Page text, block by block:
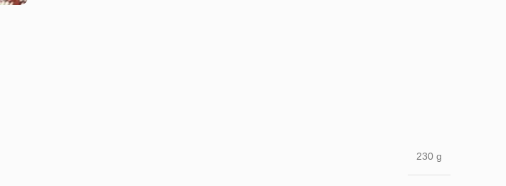
230 g